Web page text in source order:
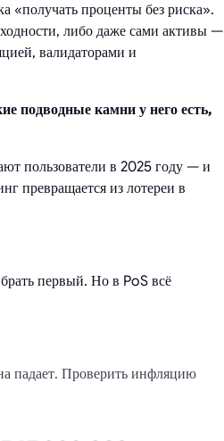
«получать проценты без риска».
либо даже сами активы —
валидаторами и
подводные камни у него есть,
пользователи в 2025 году — и
превращается из лотереи в
первый. Но в PoS всё
падает. Проверить инфляцию